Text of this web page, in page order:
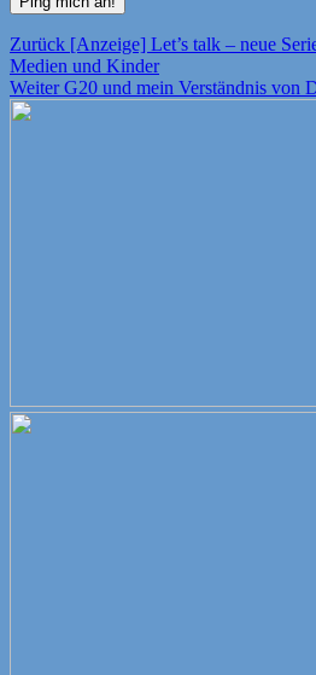
Beitragsnavigation
Zurück Vorheriger
Beitrag:
[Anzeige] Let’s talk – neue
Medien und Kinder
Weiter Nächster
G20 und mein Verständnis von